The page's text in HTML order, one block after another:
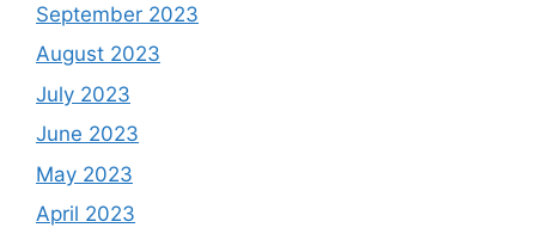
September 2023
August 2023
July 2023
June 2023
May 2023
April 2023